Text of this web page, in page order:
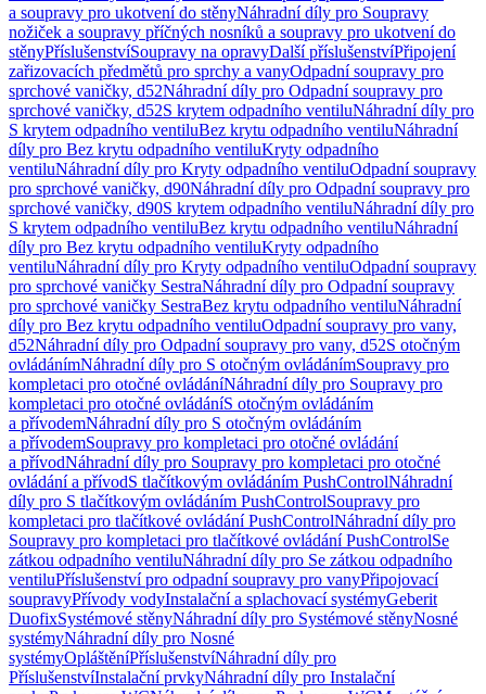
a soupravy pro ukotvení do stěnyNáhradní díly pro Soupravy
nožiček a soupravy příčných nosníků a soupravy pro ukotvení do
stěnyPříslušenstvíSoupravy na opravyDalší příslušenstvíPřipojení
zařizovacích předmětů pro sprchy a vanyOdpadní soupravy pro
sprchové vaničky, d52Náhradní díly pro Odpadní soupravy pro
sprchové vaničky, d52S krytem odpadního ventiluNáhradní díly pro
S krytem odpadního ventiluBez krytu odpadního ventiluNáhradní
díly pro Bez krytu odpadního ventiluKryty odpadního
ventiluNáhradní díly pro Kryty odpadního ventiluOdpadní soupravy
pro sprchové vaničky, d90Náhradní díly pro Odpadní soupravy pro
sprchové vaničky, d90S krytem odpadního ventiluNáhradní díly pro
S krytem odpadního ventiluBez krytu odpadního ventiluNáhradní
díly pro Bez krytu odpadního ventiluKryty odpadního
ventiluNáhradní díly pro Kryty odpadního ventiluOdpadní soupravy
pro sprchové vaničky SestraNáhradní díly pro Odpadní soupravy
pro sprchové vaničky SestraBez krytu odpadního ventiluNáhradní
díly pro Bez krytu odpadního ventiluOdpadní soupravy pro vany,
d52Náhradní díly pro Odpadní soupravy pro vany, d52S otočným
ovládánímNáhradní díly pro S otočným ovládánímSoupravy pro
kompletaci pro otočné ovládáníNáhradní díly pro Soupravy pro
kompletaci pro otočné ovládáníS otočným ovládáním
a přívodemNáhradní díly pro S otočným ovládáním
a přívodemSoupravy pro kompletaci pro otočné ovládání
a přívodNáhradní díly pro Soupravy pro kompletaci pro otočné
ovládání a přívodS tlačítkovým ovládáním PushControlNáhradní
díly pro S tlačítkovým ovládáním PushControlSoupravy pro
kompletaci pro tlačítkové ovládání PushControlNáhradní díly pro
Soupravy pro kompletaci pro tlačítkové ovládání PushControlSe
zátkou odpadního ventiluNáhradní díly pro Se zátkou odpadního
ventiluPříslušenství pro odpadní soupravy pro vanyPřipojovací
soupravyPřívody vodyInstalační a splachovací systémyGeberit
DuofixSystémové stěnyNáhradní díly pro Systémové stěnyNosné
systémyNáhradní díly pro Nosné
systémyOpláštěníPříslušenstvíNáhradní díly pro
PříslušenstvíInstalační prvkyNáhradní díly pro Instalační